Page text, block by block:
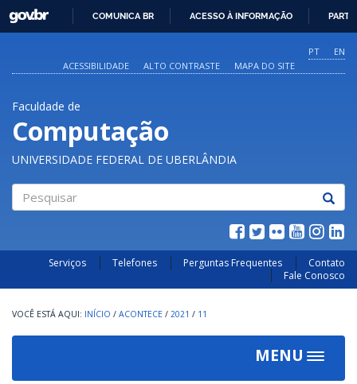
O
CONTEÚDO
GOVBR
COMUNICA BR ACESSO À INFORMAÇÃO
PT
EN
ACESSIBILIDADE
ALTO CONTRASTE MAPA DO SITE
Faculdade de
Computação
UNIVERSIDADE FEDERAL DE UBERLÂNDIA
Serviços Telefones Perguntas Frequentes
Contato
Fale Conosco
INÍCIO / ACONTECE / 2021 / 11
MENU
Toggle